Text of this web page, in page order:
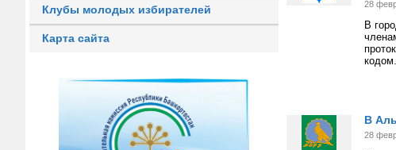
Клубы молодых избирателей
Карта сайта
28
В
кодом.
В
28